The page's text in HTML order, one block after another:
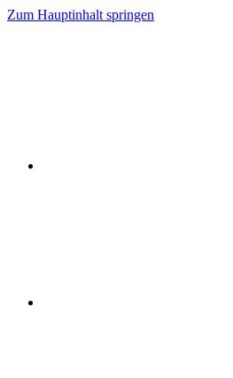
Zum Hauptinhalt springen